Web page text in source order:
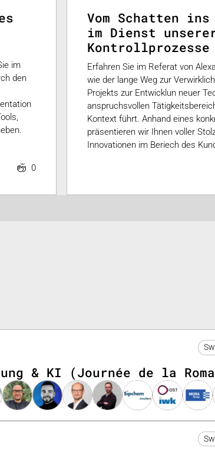
im
den
0
Vom Schatten
im Dienst
Kontrollprozesse
Erfahren Sie im Referat von
wie der lange Weg zur
Projekts zur Entwicklun neuer
anspruchsvollen
Kontext führt. Anhand eines
präsentieren wir Ihnen voller
Innovationen im Beriech des
& KI (Journée de la